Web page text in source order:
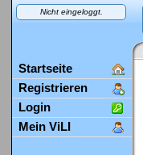
Nicht eingeloggt.
Startseite
Registrieren
Login
Mein ViLI